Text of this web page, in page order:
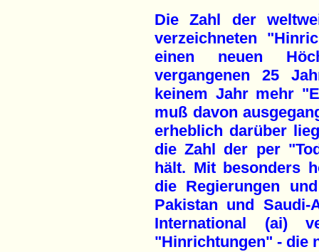
Die Zahl der
verzeichneten
einen neuen
vergangenen 25
keinem Jahr mehr
muß davon
erheblich darüber
die Zahl der per
hält. Mit besonders
die Regierungen
Pakistan und Saudi-
International (ai)
"Hinrichtungen" - die